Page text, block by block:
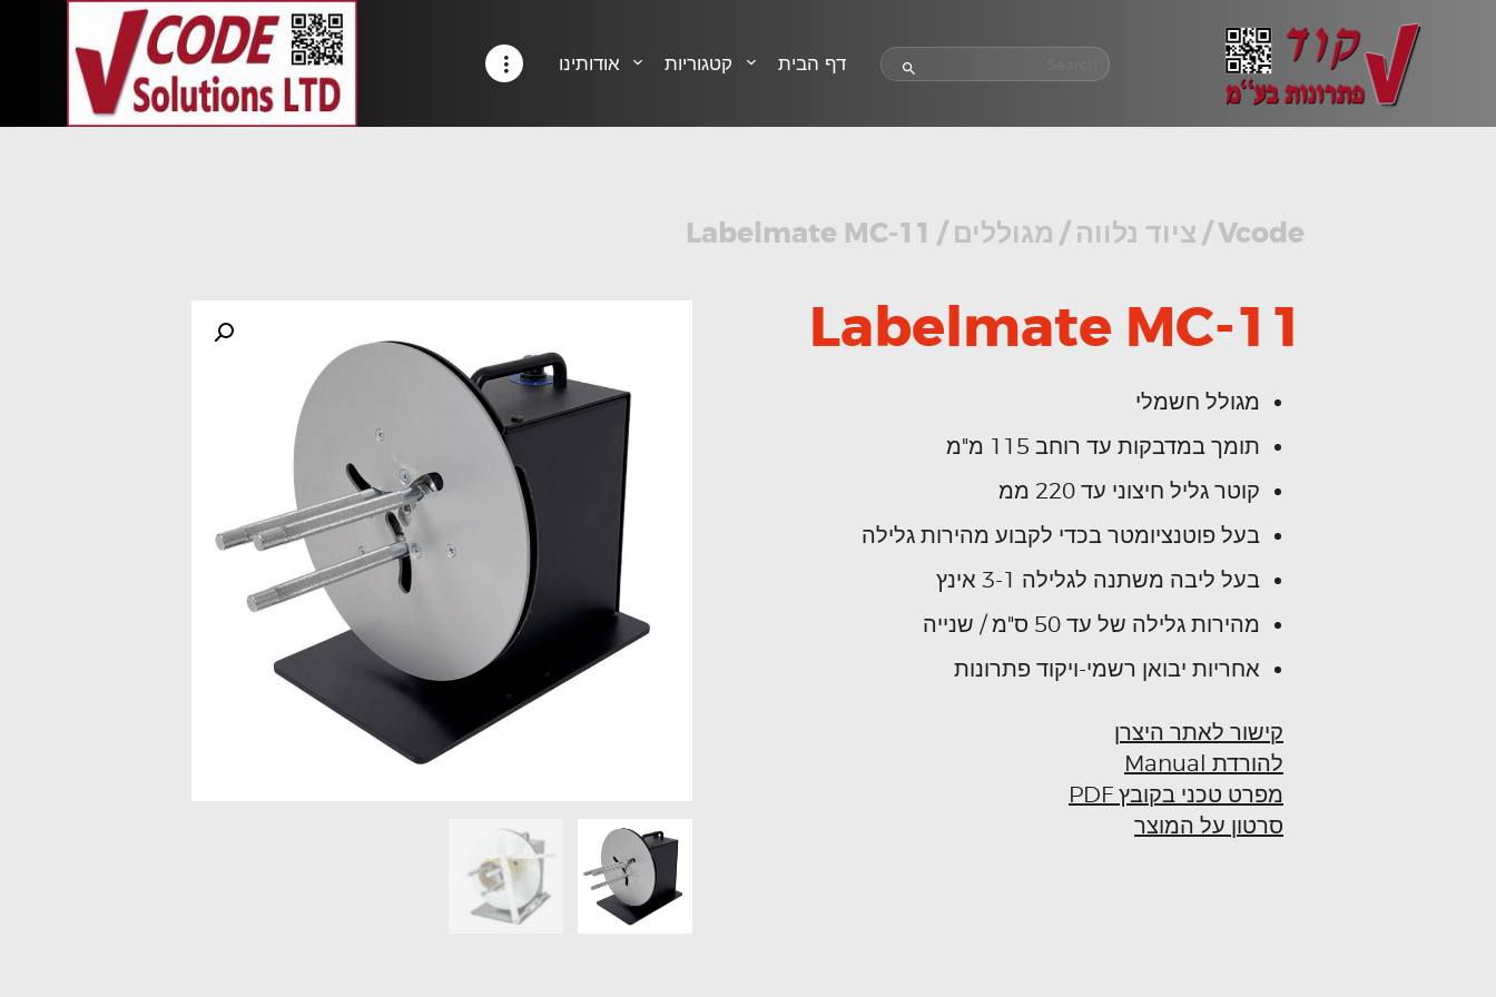
דף הבית קטגוריות אודותינו
RETURN POLICY
Vcode
/ציוד נלווה / מגוללים /
Labelmate MC-11
Labelmate MC-11
מגולל חשמלי
תומך במדבקות עד רוחב 115 מ"מ
קוטר גליל חיצוני עד 220 ממ
בעל פוטנציומטר בכדי לקבוע מהירות גלילה
בעל ליבה משתנה לגלילה 3-1 אינץ
מהירות גלילה של עד 50 ס"מ / שנייה
אחריות יבואן רשמי-ויקוד פתרונות
קישור לאתר היצרן
להורדת Manual
מפרט טכני בקובץ PDF
סרטון על המוצר